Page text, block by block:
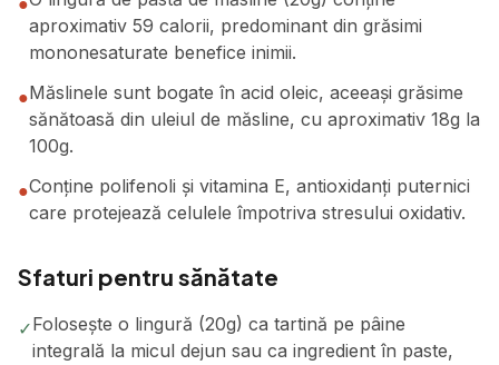
aproximativ 59 calorii, predominant din grăsimi
mononesaturate benefice inimii.
●Măslinele sunt bogate în acid oleic, aceeași grăsime
sănătoasă din uleiul de măsline, cu aproximativ 18g la
100g.
●Conține polifenoli și vitamina E, antioxidanți puternici
care protejează celulele împotriva stresului oxidativ.
Sfaturi pentru sănătate
✓Folosește o lingură (20g) ca tartină pe pâine
integrală la micul dejun sau ca ingredient în paste,